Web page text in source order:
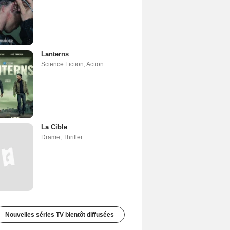
Lanterns
Science Fiction,Action
La Cible
Drame, Thriller
Nouvelles séries TV bientôt diffusées